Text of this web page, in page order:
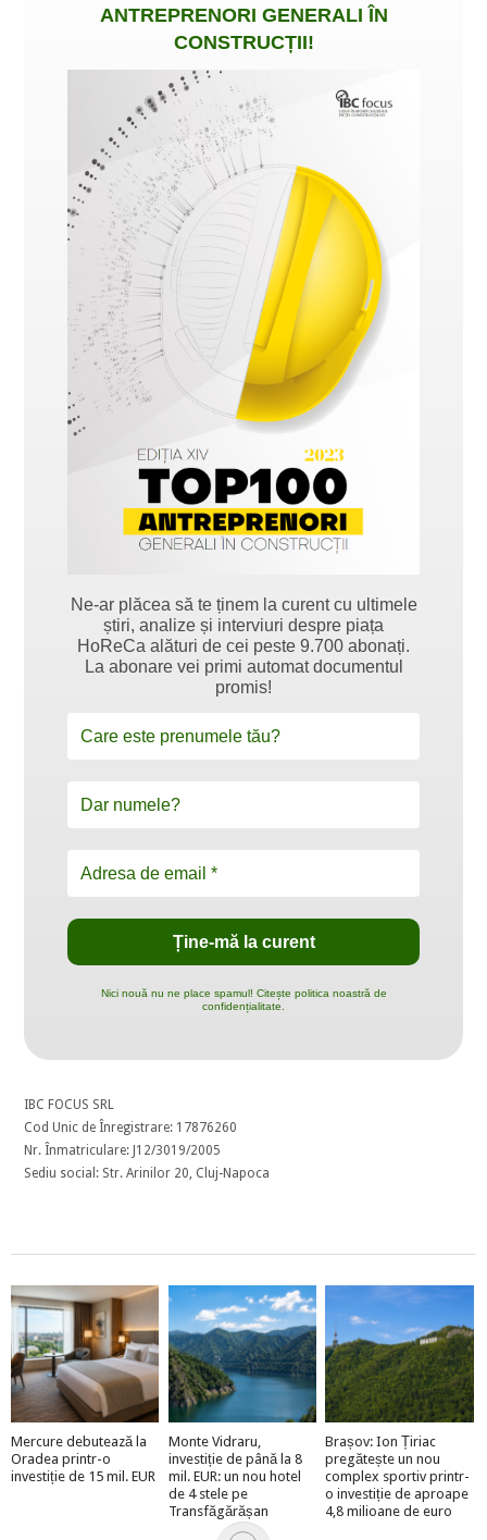
ANTREPRENORI GENERALI ÎN
CONSTRUCȚII!
Ne-ar plăcea să te ținem la curent cu ultimele
știri, analize și interviuri despre piața
HoReCa alături de cei peste 9.700 abonați.
La abonare vei primi automat documentul
promis!
Nici nouă nu ne place spamul! Citește politica noastră de
confidențialitate.
IBC FOCUS SRL
Cod Unic de Înregistrare: 17876260
Nr. Înmatriculare: J12/3019/2005
Sediu social: Str. Arinilor 20, Cluj-Napoca
Mercure debutează la
Oradea printr-o
investiție de 15 mil. EUR
Monte Vidraru,
investiție de până la 8
mil. EUR: un nou hotel
de 4 stele pe
Transfăgărășan
Brașov: Ion Țiriac
pregătește un nou
complex sportiv printr-
o investiție de aproape
4,8 milioane de euro